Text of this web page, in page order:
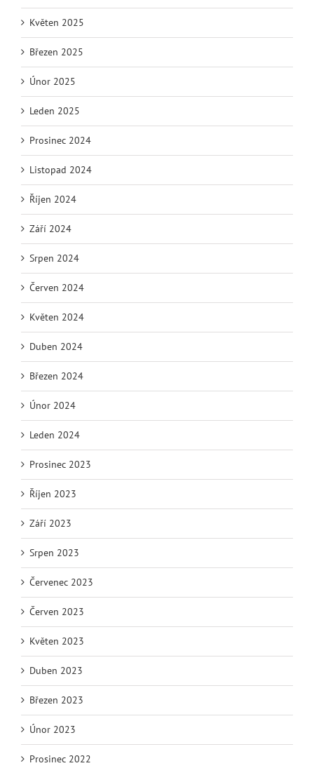
Květen 2025
Březen 2025
Únor 2025
Leden 2025
Prosinec 2024
Listopad 2024
Říjen 2024
Září 2024
Srpen 2024
Červen 2024
Květen 2024
Duben 2024
Březen 2024
Únor 2024
Leden 2024
Prosinec 2023
Říjen 2023
Září 2023
Srpen 2023
Červenec 2023
Červen 2023
Květen 2023
Duben 2023
Březen 2023
Únor 2023
Prosinec 2022